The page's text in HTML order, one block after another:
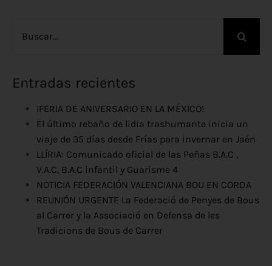
Entradas recientes
¡FERIA DE ANIVERSARIO EN LA MÉXICO!
El último rebaño de lidia trashumante inicia un
viaje de 35 días desde Frías para invernar en Jaén
LLÍRIA: Comunicado oficial de las Peñas B.A.C ,
V.A.C, B.A.C infantil y Guarisme 4
NOTICIA FEDERACIÓN VALENCIANA BOU EN CORDA
REUNIÓN URGENTE La Federació de Penyes de Bous
al Carrer y la Associació en Defensa de les
Tradicions de Bous de Carrer